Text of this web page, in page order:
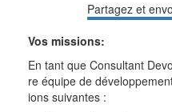
Partagez et
Vos missions:
En tant que Consultant
re équipe de
ions suivantes :